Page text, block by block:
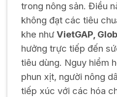
trong nông sản. Điều
không đạt các tiêu
khe như VietGAP,
hưởng trực tiếp đến
tiêu dùng. Nguy hiểm
phun xịt, người nông
tiếp xúc với các hóa